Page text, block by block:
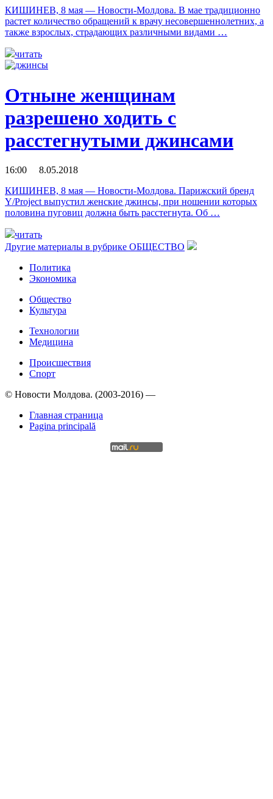
КИШИНЕВ, 8 мая — Новости-Молдова. В мае традиционно
растет количество обращений к врачу несовершеннолетних, а
также взрослых, страдающих различными видами …
читать
Отныне женщинам
разрешено ходить с
расстегнутыми джинсами
16:00 8.05.2018
КИШИНЕВ, 8 мая — Новости-Молдова. Парижский бренд
Y/Project выпустил женские джинсы, при ношении которых
половина пуговиц должна быть расстегнута. Об …
читать
Другие материалы в рубрике ОБЩЕСТВО
Политика
Экономика
Общество
Культура
Технологии
Медицина
Происшествия
Спорт
© Новости Молдова. (2003-2016) —
Главная страница
Pagina principală